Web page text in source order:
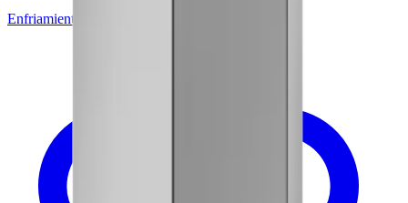
Enfriamiento de Bebidas